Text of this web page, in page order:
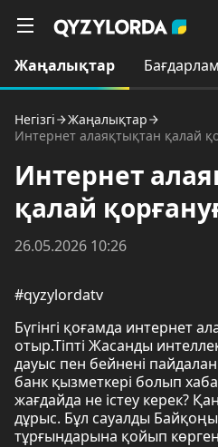
Жаңалықтар
Негізгі
Жаңалықтар
Интернет алаяқтықтан қалай
Интернет
қалай
26.05.2026 10:26
#qyzylordatv
Бүгінгі қоғамда интернет
отыр.Тіпті Жасанды
дауыс пен бейнені
банк қызметкері болып
жағдайда не істеу керек?
дұрыс. Бұл сауалды
тұрғындарына қойып көрген